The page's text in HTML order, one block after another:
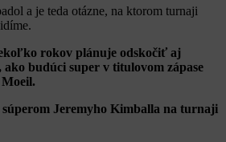
a je teda otázne, na ktorom turnaji
rokov plánuje odskočiť aj
budúci super v titulovom zápase
Jeremyho Kimballa na turnaji